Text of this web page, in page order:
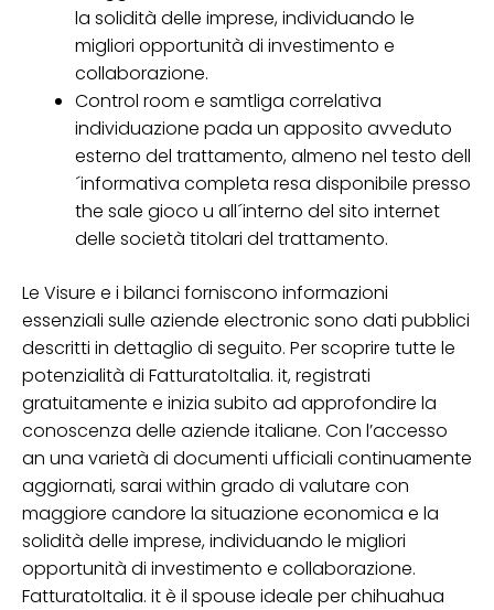
la solidità delle imprese, individuando le
migliori opportunità di investimento e
collaborazione.
Control room e samtliga correlativa
individuazione pada un apposito avveduto
esterno del trattamento, almeno nel testo dell
´informativa completa resa disponibile presso
the sale gioco u all´interno del sito internet
delle società titolari del trattamento.
Le Visure e i bilanci forniscono informazioni
essenziali sulle aziende electronic sono dati pubblici
descritti in dettaglio di seguito. Per scoprire tutte le
potenzialità di FatturatoItalia. it, registrati
gratuitamente e inizia subito ad approfondire la
conoscenza delle aziende italiane. Con l’accesso
an una varietà di documenti ufficiali continuamente
aggiornati, sarai within grado di valutare con
maggiore candore la situazione economica e la
solidità delle imprese, individuando le migliori
opportunità di investimento e collaborazione.
FatturatoItalia. it è il spouse ideale per chihuahua